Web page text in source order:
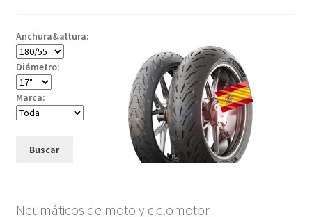
Anchura&altura:
Diámetro:
Marca:
Buscar
Neumáticos de moto y ciclomotor